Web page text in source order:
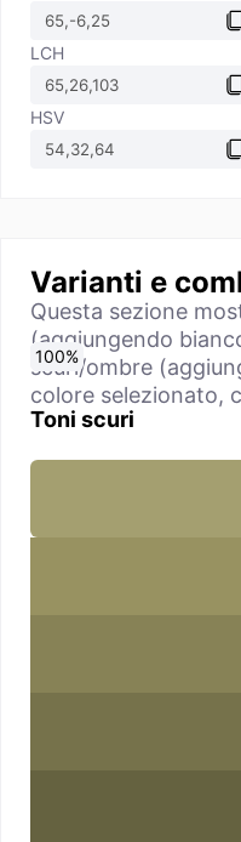
LCH
HSV
Varianti e
Questa sezione
(aggiungendo
scuri/ombre
colore selezionato,
Toni scuri
0%
10%
20%
30%
40%
50%
60%
70%
80%
90%
100%